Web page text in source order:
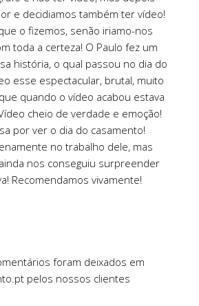
e decidiamos também ter vídeo!
o fizemos, senão iriamo-nos
toda a certeza! O Paulo fez um
história, o qual passou no dia do
esse espectacular, brutal, muito
quando o vídeo acabou estava
cheio de verdade e emoção!
por ver o dia do casamento!
no trabalho dele, mas
nos conseguiu surpreender
Recomendamos vivamente!
foram deixados em
pelos nossos clientes